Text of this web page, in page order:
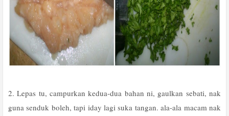
2. Lepas tu, campurkan kedua-dua bahan ni, gaulkan sebati, nak
guna senduk boleh, tapi iday lagi suka tangan. ala-ala macam nak